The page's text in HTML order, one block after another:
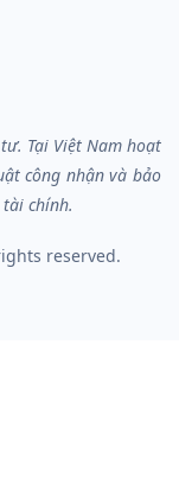
Tại Việt Nam hoạt
công nhận và bảo
chính.
reserved.